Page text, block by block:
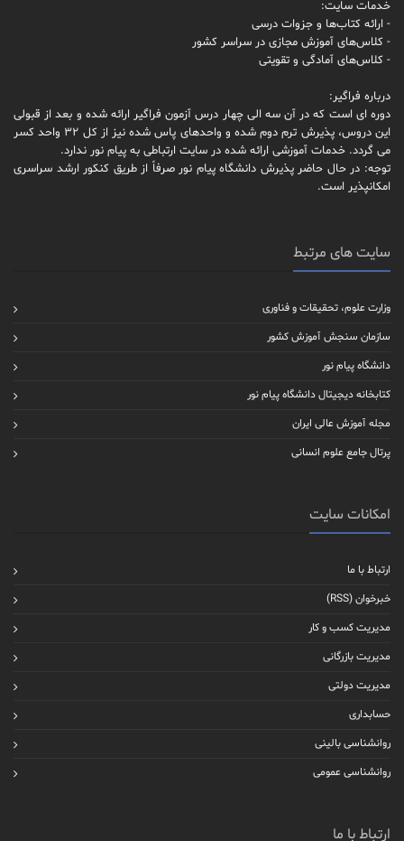
خدمات سایت:
- ارائه کتاب‌ها و جزوات درسی
- کلاس‌های آموزش مجازی در سراسر کشور
- کلاس‌های آمادگی و تقویتی
درباره فراگیر:
دوره ای است که در آن سه الی چهار درس آزمون فراگیر ارائه شده و بعد از قبولی
این دروس، پذیرش ترم دوم شده و واحدهای پاس شده نیز از کل 32 واحد کسر
می گردد. خدمات آموزشی ارائه شده در سایت ارتباطی به پیام نور ندارد.
توجه: در حال حاضر پذیرش دانشگاه پیام نور صرفاً از طریق کنکور ارشد سراسری
امکانپذیر است.
سایت های مرتبط
وزارت علوم، تحقیقات و فناوری
سازمان سنجش آموزش کشور
دانشگاه پیام نور
کتابخانه دیجیتال دانشگاه پیام نور
مجله آموزش عالی ایران
پرتال جامع علوم انسانی
امکانات سایت
ارتباط با ما
خبرخوان (RSS)
مدیریت کسب و کار
مدیریت بازرگانی
مدیریت دولتی
حسابداری
روانشناسی بالینی
روانشناسی عمومی
ارتباط با ما